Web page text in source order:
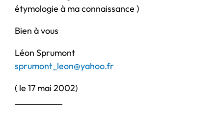
étymologie à ma connaissance )
Bien à vous
Léon Sprumont
sprumont_leon@yahoo.fr
( le 17 mai 2002)